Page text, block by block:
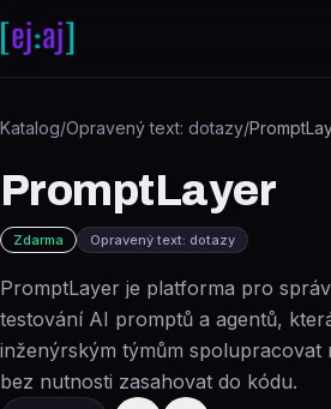
Katalog/Opravený text: dotazy/
PromptLayer
Zdarma Opravený text: dotazy
PromptLayer je platforma pro
testování AI promptů a agentů,
inženýrským týmům spolupracovat
bez nutnosti zasahovat do kódu.